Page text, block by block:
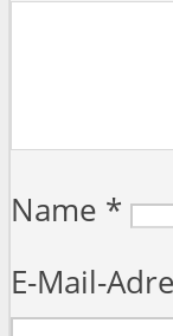
Name *
E-Mail-